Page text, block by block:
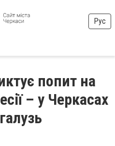
Рус
попит на
– у Черкасах